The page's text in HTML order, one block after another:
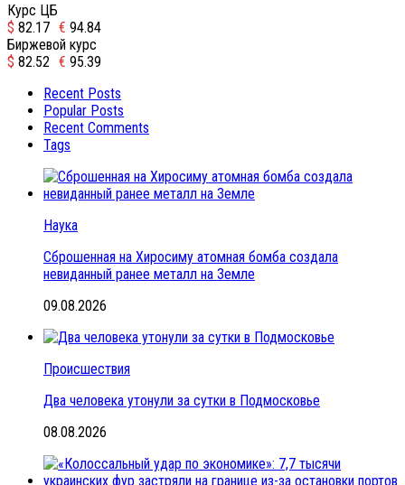
Курс ЦБ
$ 82.17 € 94.84
Биржевой курс
$ 82.52 € 95.39
Recent Posts
Popular Posts
Recent Comments
Tags
Наука
Сброшенная на Хиросиму атомная бомба создала
невиданный ранее металл на Земле
09.08.2026
Происшествия
Два человека утонули за сутки в Подмосковье
08.08.2026